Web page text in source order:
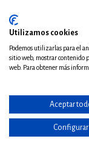
judicial efectiva
COMENTARIOS
deuda pública, los
“No representation
los impuestos y el
Utilizamos cookies
Podemos utilizarlas para el
sitio web, mostrar contenido
web. Para obtener más
Aceptar
Configurar